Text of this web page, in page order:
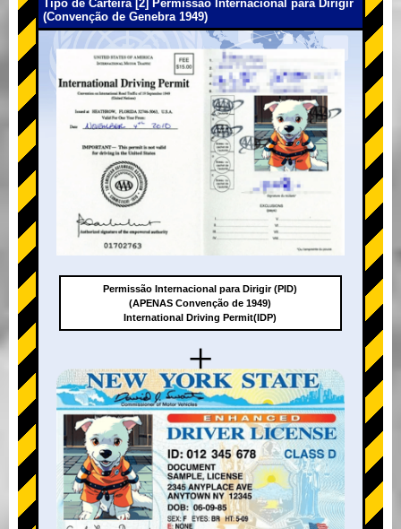
Tipo de Carteira [2] Permissão Internacional para Dirigir
(Convenção de Genebra 1949)
+
Permissão Internacional para Dirigir (PID)
(APENAS Convenção de 1949)
International Driving Permit(IDP)